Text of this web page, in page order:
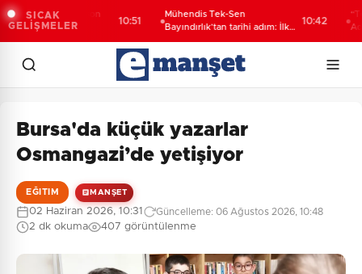
SICAK
GELİŞMELER
son
Mühendis Tek-Sen
Bayındırlık’tan tarihi adım: İlk
10:42
Adalet
Bursa'da küçük yazarlar
Osmangazi’de yetişiyor
EĞITIM MANŞET
02 Haziran 2026, 10:31 Güncelleme: 06 Ağustos 2026, 10:48
2 dk okuma 407 görüntülenme